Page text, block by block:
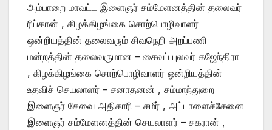
அம்பாறை மாவட்ட இளைஞர் சம்மேளனத்தின் தலைவர்
ரிப்கான் , கிழக்கிழங்கை சொற்பொழிவாளர்
ஒன்றியத்தின் தலைவரும் சிவநெறி அறப்பணி
மன்றத்தின் தலைவருமான – சைவப் புலவர் கஜேந்திரா
, கிழக்கிழங்கை சொற்பொழிவாளர் ஒன்றியத்தின்
உதவிச் செயலாளர் – சனாதனன் , சம்மாந்துறை
இளைஞர் சேவை அதிகாரி – சமீர் , அட்டாளைச்சேனை
இளைஞர் சம்மேளனத்தின் செயலாளர் – சகரான் ,